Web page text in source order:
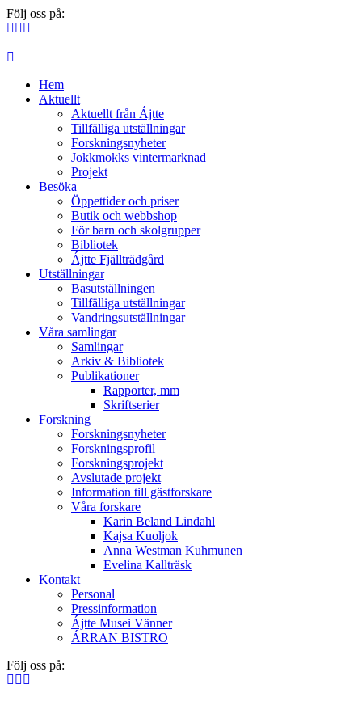
Följ oss på:
Hem
Aktuellt
Aktuellt från Ájtte
Tillfälliga utställningar
Forskningsnyheter
Jokkmokks vintermarknad
Projekt
Besöka
Öppettider och priser
Butik och webbshop
För barn och skolgrupper
Bibliotek
Ájtte Fjällträdgård
Utställningar
Basutställningen
Tillfälliga utställningar
Vandringsutställningar
Våra samlingar
Samlingar
Arkiv & Bibliotek
Publikationer
Rapporter, mm
Skriftserier
Forskning
Forskningsnyheter
Forskningsprofil
Forskningsprojekt
Avslutade projekt
Information till gästforskare
Våra forskare
Karin Beland Lindahl
Kajsa Kuoljok
Anna Westman Kuhmunen
Evelina Kallträsk
Kontakt
Personal
Pressinformation
Ájtte Musei Vänner
ÁRRAN BISTRO
Följ oss på: